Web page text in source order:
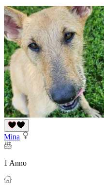
Mina
1 Anno